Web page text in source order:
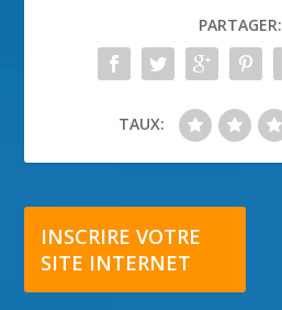
PARTAGER:
TAUX:
INSCRIRE VOTRE
SITE INTERNET